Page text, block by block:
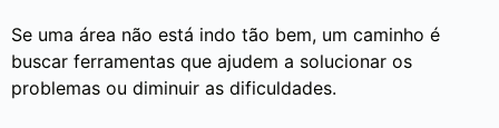
Se uma área não está indo tão bem, um caminho é
buscar ferramentas que ajudem a solucionar os
problemas ou diminuir as dificuldades.